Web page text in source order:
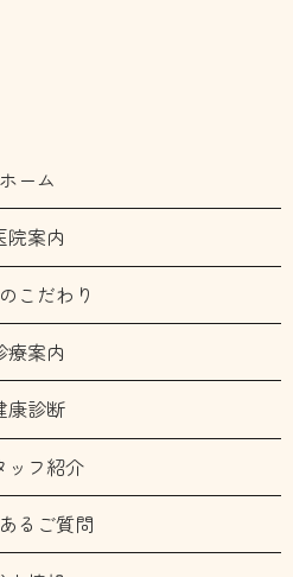
ホーム
院案内
こだわり
療案内
康診断
ッフ紹介
るご質問